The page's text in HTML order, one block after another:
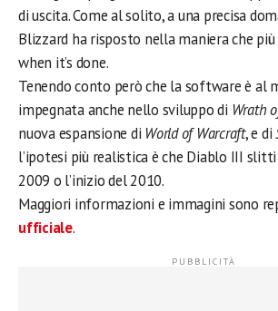
di uscita. Come al solito, a una precisa
Blizzard ha risposto nella maniera che più
when it’s done.
Tenendo conto però che la software è al
impegnata anche nello sviluppo di Wrath
nuova espansione di World of Warcraft, e di
l’ipotesi più realistica è che Diablo III
2009 o l’inizio del 2010.
Maggiori informazioni e immagini sono
ufficiale.